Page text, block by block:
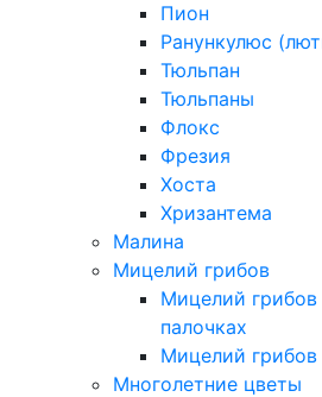
Пион
Ранункулюс
Тюльпан
Тюльпаны
Флокс
Фрезия
Хоста
Хризантема
Малина
Мицелий грибов
Мицелий
палочках
Мицелий грибов
Многолетние цветы